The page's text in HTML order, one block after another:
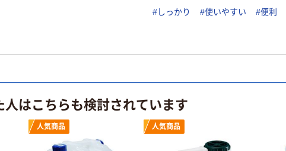
#しっかり #使いやすい #便利
人はこちらも検討されています
人気商品 人気商品